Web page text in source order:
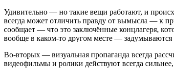
Удивительно — но такие вещи работают, и
всегда может отличить правду от вымысла — к
сообщает — что это заключённые концлагеря,
вообще в каком-то другом месте — задумываются
Во-вторых — визуальная пропаганда всегда
видеофильмы и ролики действуют всегда